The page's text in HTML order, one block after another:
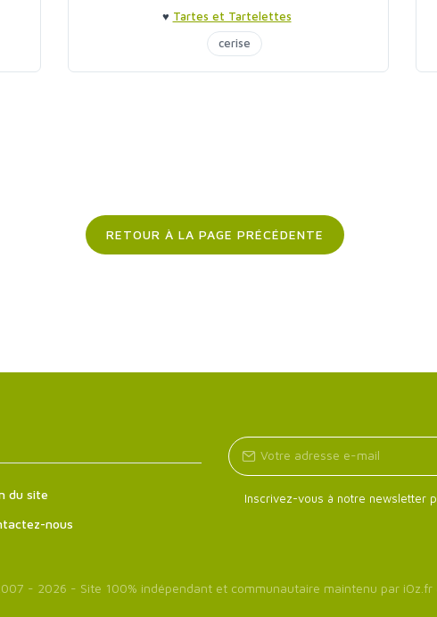
♥ Tartes et Tartelettes
cerise
RETOUR À LA PAGE PRÉCÉDENTE
du site
nous
Inscrivez-vous à notre newsletter
- 2026 - Site 100% indépendant et communautaire maintenu par iOz.fr